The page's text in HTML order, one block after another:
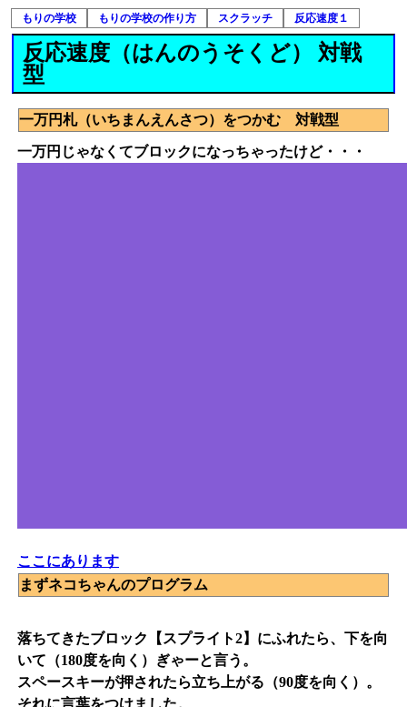
もりの学校 もりの学校の作り方 スクラッチ 反応速度１
反応速度（はんのうそくど） 対戦
型
一万円札（いちまんえんさつ）をつかむ 対戦型
一万円じゃなくてブロックになっちゃったけど・・・
ここにあります
まずネコちゃんのプログラム
落ちてきたブロック【スプライト2】にふれたら、下を向
いて（180度を向く）ぎゃーと言う。
スペースキーが押されたら立ち上がる（90度を向く）。
それに言葉をつけました。